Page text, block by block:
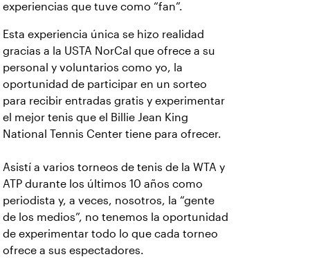
experiencias que tuve como “fan”.
Esta experiencia única se hizo realidad
gracias a la USTA NorCal que ofrece a su
personal y voluntarios como yo, la
oportunidad de participar en un sorteo
para recibir entradas gratis y experimentar
el mejor tenis que el Billie Jean King
National Tennis Center tiene para ofrecer.
Asistí a varios torneos de tenis de la WTA y
ATP durante los últimos 10 años como
periodista y, a veces, nosotros, la “gente
de los medios”, no tenemos la oportunidad
de experimentar todo lo que cada torneo
ofrece a sus espectadores.